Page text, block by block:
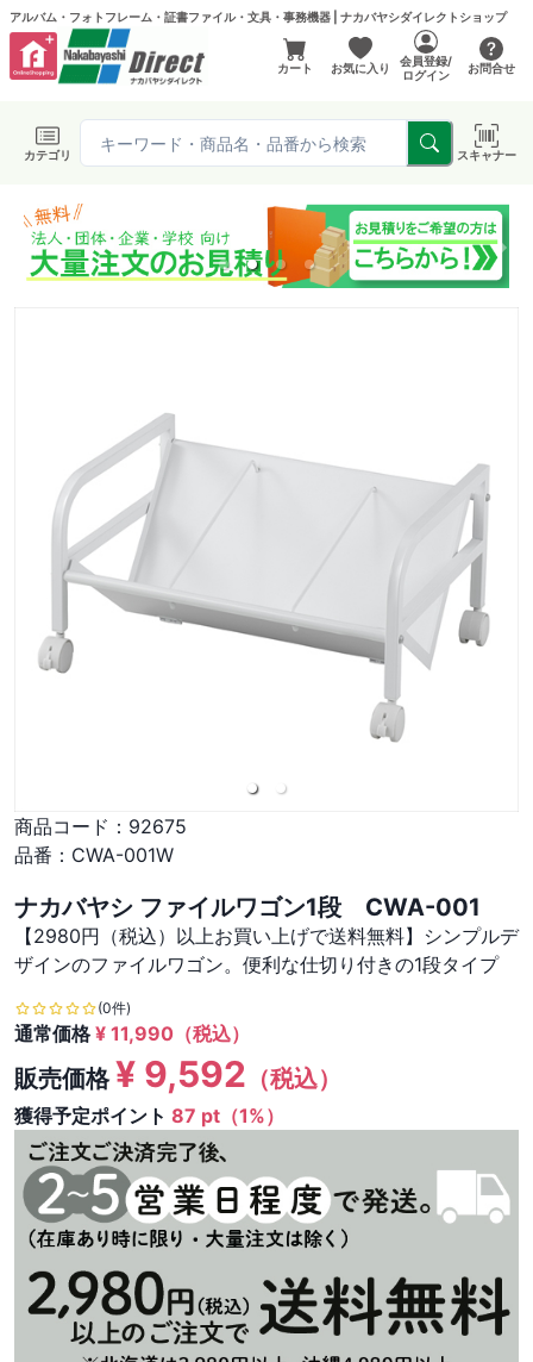
アルバム・フォトフレーム・証書ファイル・文具・事務機器 | ナカバヤシダイレクトショップ
カート お気に入り
会員登録/
ログイン
お問合せ
カテゴリ スキャナー
商品コード： 92675
品番： CWA-001W
ナカバヤシ ファイルワゴン1段 CWA-001
【2980円（税込）以上お買い上げで送料無料】シンプルデ
ザインのファイルワゴン。便利な仕切り付きの1段タイプ
(0件)
通常価格¥ 11,990 （税込）
販売価格¥ 9,592 （税込）
獲得予定ポイント 87 pt（1%）